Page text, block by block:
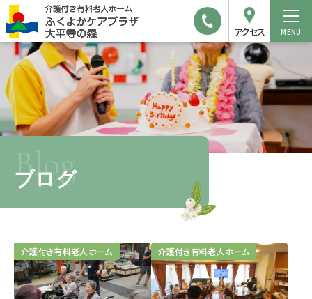
アクセス
ブログ
Blog
介護付き有料老人ホーム 介護付き有料老人ホーム